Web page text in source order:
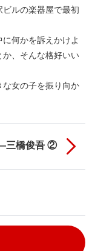
ルの楽器屋で最初
何かを訴えかけよ
か、そんな格好いい
女の子を振り向か
三橋俊吾 ②